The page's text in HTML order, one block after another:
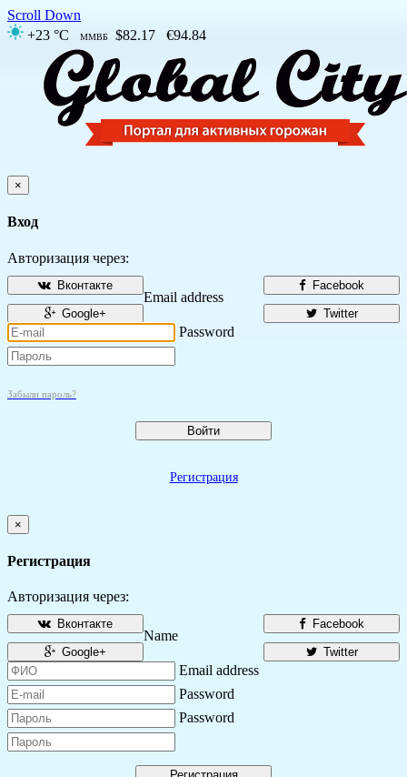
Scroll Down
+23 °C
ММВБ $82.17 €94.84
×
Вход
Авторизация через:
Facebook
Вконтакте
Twitter
Google+
Email address
Password
Забыли пароль?
Войти
Регистрация
×
Регистрация
Авторизация через:
Facebook
Вконтакте
Twitter
Google+
Name
Email address
Password
Password